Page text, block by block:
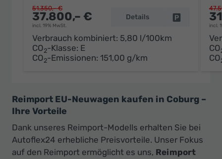
37.800,– €
incl. 19% MwSt.
51.350,– €
Details Fahrzeug
Verbrauch kombiniert: 5,80 l/100km
CO2-Klasse: E
CO2-Emissionen: 151,00 g/km
incl.
CO
CO
Reimport EU-Neuwagen kaufen in Coburg –
Ihre Vorteile
Dank unseres Reimport-Modells erhalten Sie bei
Autoflex24 erhebliche Preisvorteile. Unser Fokus
auf den Reimport ermöglicht es uns, Reimport